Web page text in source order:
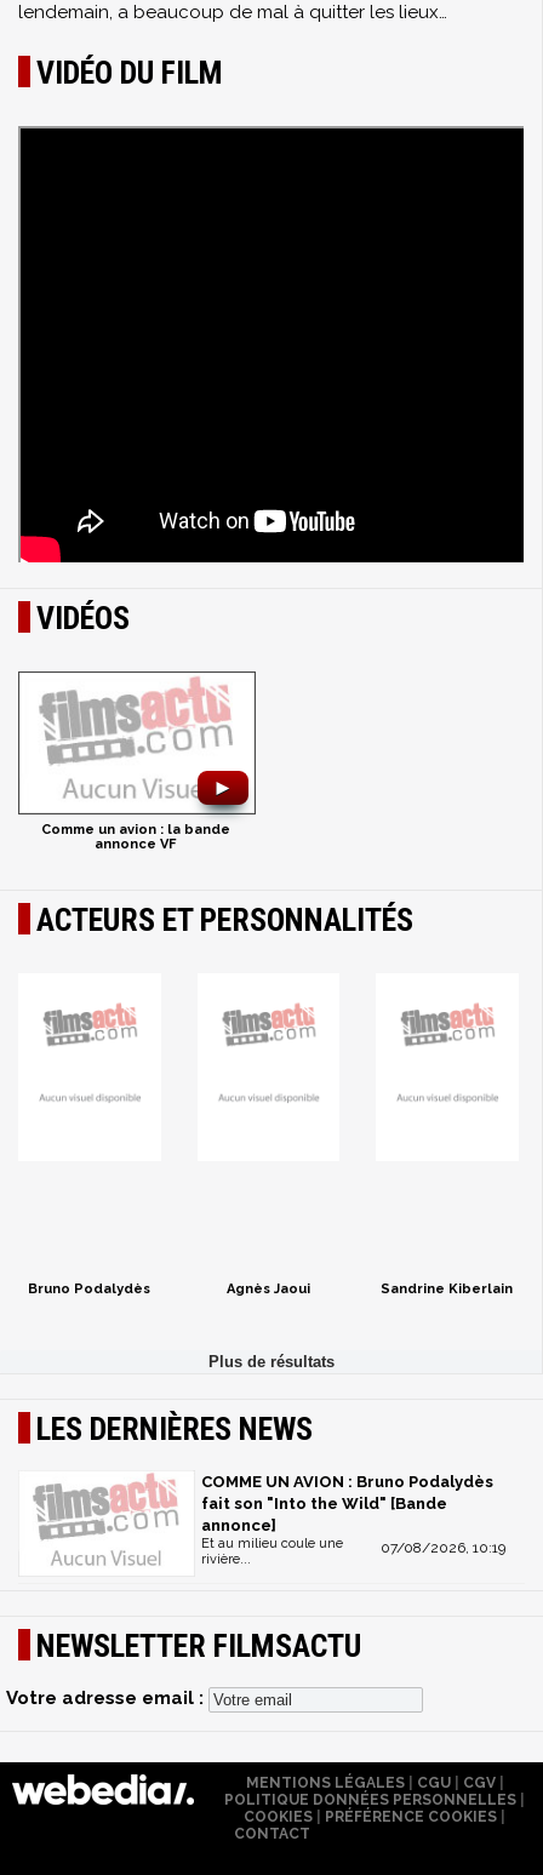
lendemain, a beaucoup de mal à quitter les lieux…
VIDÉO DU FILM
VIDÉOS
►
Comme un avion : la bande
annonce VF
ACTEURS ET PERSONNALITÉS
Bruno Podalydès Agnès Jaoui Sandrine Kiberlain
LES DERNIÈRES NEWS
COMME UN AVION : Bruno Podalydès
fait son "Into the Wild" [Bande
annonce]
07/08/2026, 10:19
Et au milieu coule une
rivière...
NEWSLETTER FILMSACTU
Votre adresse email :
MENTIONS LÉGALES| CGU| CGV|
POLITIQUE DONNÉES PERSONNELLES
COOKIES
PRÉFÉRENCE COOKIES
CONTACT